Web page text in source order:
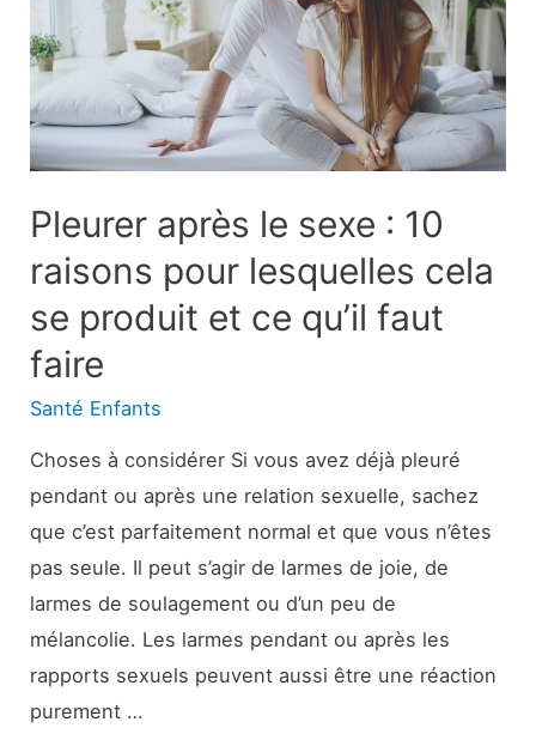
Causes,
symptômes
et
diagnostic
Pleurer après le sexe : 10
raisons pour lesquelles cela
se produit et ce qu’il faut
faire
Santé Enfants
Choses à considérer Si vous avez déjà pleuré
pendant ou après une relation sexuelle, sachez
que c’est parfaitement normal et que vous n’êtes
pas seule. Il peut s’agir de larmes de joie, de
larmes de soulagement ou d’un peu de
mélancolie. Les larmes pendant ou après les
rapports sexuels peuvent aussi être une réaction
purement …